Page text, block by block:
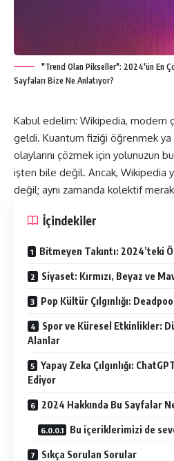
"Trend Olan Pikseller": 2024'ün En
Sayfaları Bize Ne Anlatıyor?
Kabul edelim: Wikipedia, modern
geldi. Kuantum fiziği öğrenmek
olaylarını çözmek için yolunuzun
işten bile değil. Ancak, Wikipedia
değil; aynı zamanda kolektif
İçindekiler
Bitmeyen Takıntı: 2024’teki
Siyaset: Kırmızı, Beyaz ve
Pop Kültür Çılgınlığı:
Spor ve Küresel Etkinlikler:
Alanlar
Yapay Zeka Çılgınlığı:
Ediyor
2024 Hakkında Bu Sayfalar
Bu içeriklerimizi de
Sıkça Sorulan Sorular